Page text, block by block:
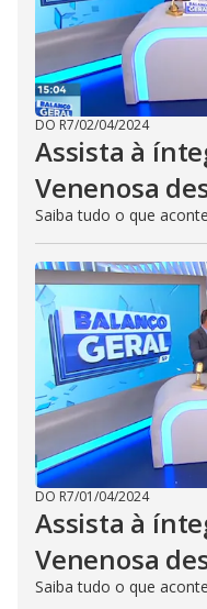
DO R7/02/04/2024
Assista à
Venenosa
Saiba tudo o que
DO R7/01/04/2024
Assista à
Venenosa
Saiba tudo o que